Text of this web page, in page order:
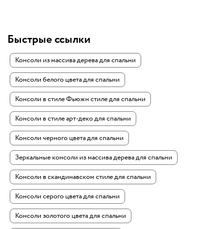
Быстрые ссылки
Консоли из массива дерева для спальни
Консоли белого цвета для спальни
Консоли в стиле Фьюжн стиле для спальни
Консоли в стиле арт-деко для спальни
Консоли черного цвета для спальни
Зеркальные консоли из массива дерева для спальни
Консоли в скандинавском стиле для спальни
Консоли серого цвета для спальни
Консоли золотого цвета для спальни